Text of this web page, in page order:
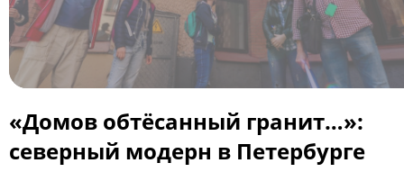
«Домов обтёсанный гранит…»:
северный модерн в Петербурге